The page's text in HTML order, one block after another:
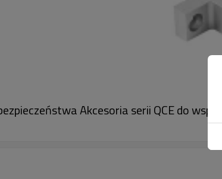
Akcesoria serii QCE do